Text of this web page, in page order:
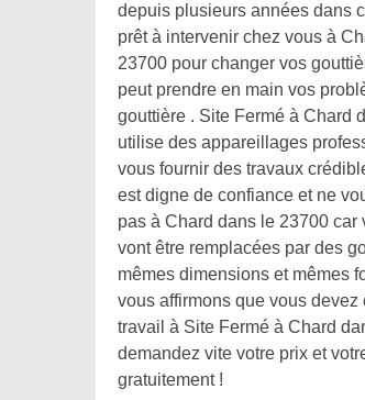
depuis plusieurs années dans
prêt à intervenir chez vous à
23700 pour changer vos
peut prendre en main vos
gouttière . Site Fermé à Chard
utilise des appareillages
vous fournir des travaux
est digne de confiance et ne
pas à Chard dans le 23700 car
vont être remplacées par des
mêmes dimensions et mêmes
vous affirmons que vous devez
travail à Site Fermé à Chard
demandez vite votre prix et
gratuitement !